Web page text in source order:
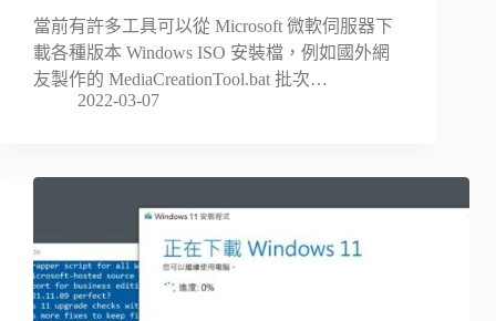
當前有許多工具可以從 Microsoft 微軟伺服器下
載各種版本 Windows ISO 安裝檔，例如國外網
友製作的 MediaCreationTool.bat 批次…
2022-03-07